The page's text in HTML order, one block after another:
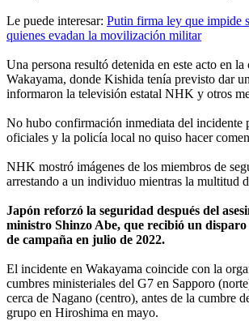
Le puede interesar: Putin firma ley que impide
quienes evadan la movilización militar
Una persona resultó detenida en este acto en la
Wakayama, donde Kishida tenía previsto dar
informaron la televisión estatal NHK y otros
No hubo confirmación inmediata del incidente
oficiales y la policía local no quiso hacer
NHK mostró imágenes de los miembros de
arrestando a un individuo mientras la multitud
Japón reforzó la seguridad después del
ministro Shinzo Abe, que recibió un
de campaña en julio de 2022.
El incidente en Wakayama coincide con la
cumbres ministeriales del G7 en Sapporo
cerca de Nagano (centro), antes de la cumbre
grupo en Hiroshima en mayo.